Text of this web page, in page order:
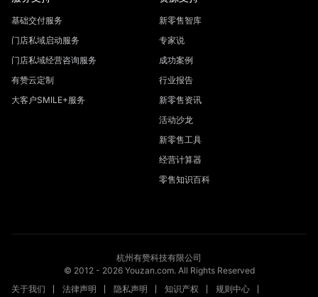
基础交付服务
门店私域启动服务
门店私域经营咨询服务
有赞云定制
大客户SMILE+服务
新零售智库
专家说
成功案例
行业报告
新零售资讯
活动沙龙
新零售工具
经营计算器
零售知识百科
杭州有赞科技有限公司
© 2012 - 2026Youzan.com. All Rights Reserved
关于我们
法律声明 隐私声明 知识产权 规则中心